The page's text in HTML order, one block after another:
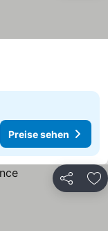
Preise sehen
Teilen